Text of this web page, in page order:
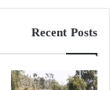
Recent Posts